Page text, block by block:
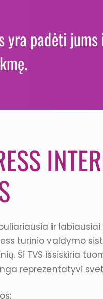
yra padėti
ir
turinio valdymo
Ši TVS išsiskiria
reprezentatyvi